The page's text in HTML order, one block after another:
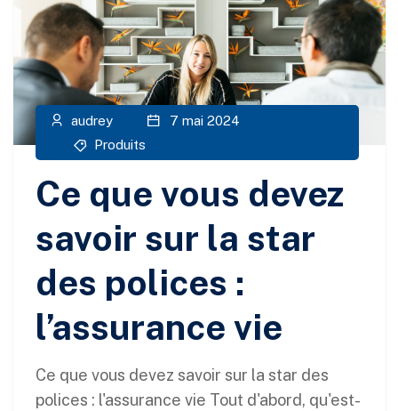
audrey
7 mai 2024
Produits
Ce que vous devez
savoir sur la star
des polices :
l’assurance vie
Ce que vous devez savoir sur la star des
polices : l'assurance vie Tout d'abord, qu'est-